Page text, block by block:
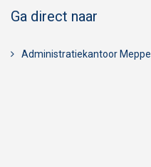
Ga direct naar
Administratiekantoor Meppel